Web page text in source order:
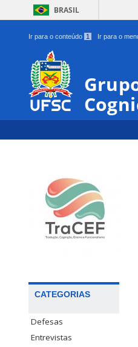
BRASIL
Ir para o conteúdo 1 Ir para o
CATEGORIAS
Defesas
Entrevistas